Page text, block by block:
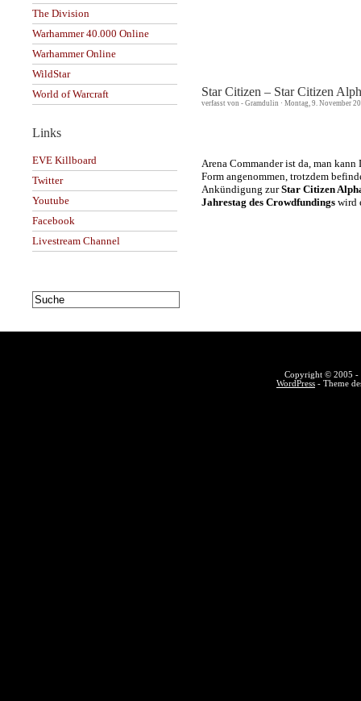
The Division
Warhammer 40.000 Online
Warhammer Online
WildStar
World of Warcraft
Links
EVE Killboard
Twitter
Youtube
Facebook
Livestream Channel
Star Citizen – Star Citizen
verfasst von - Gramdulin · Montag, 9. November
Arena Commander ist da, man
Form angenommen, trotzdem
Ankündigung zurStar Citizen
Jahrestag des Crowdfundings wird
Copyright © 2005 -
WordPress - Theme